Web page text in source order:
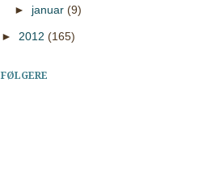
► januar(9)
► 2012 (165)
FØLGERE